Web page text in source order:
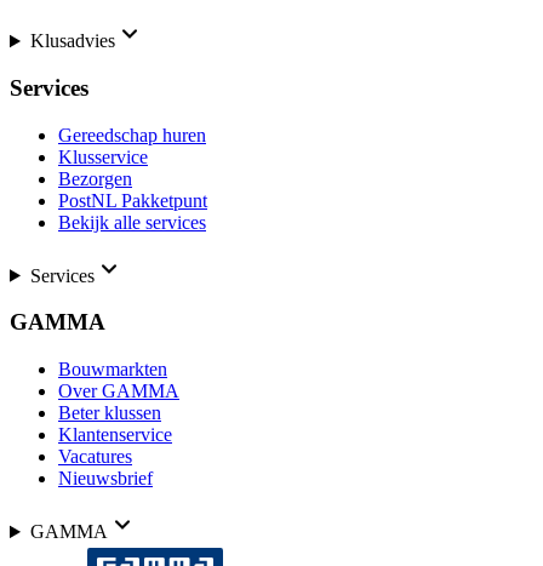
Klusadvies
Services
Gereedschap huren
Klusservice
Bezorgen
PostNL Pakketpunt
Bekijk alle services
Services
GAMMA
Bouwmarkten
Over GAMMA
Beter klussen
Klantenservice
Vacatures
Nieuwsbrief
GAMMA